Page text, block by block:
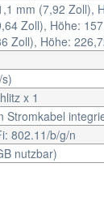
mm (7,92 Zoll),
Zoll), Höhe:
Zoll), Höhe:
x 1
Stromkabel
802.11/b/g/n
nutzbar)